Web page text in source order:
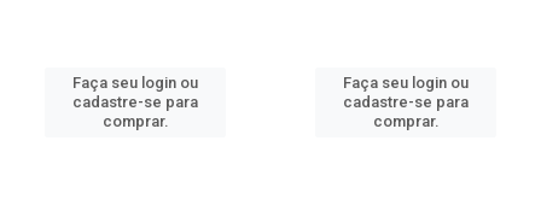
Faça seu login ou
cadastre-se para
comprar.
Faça seu login ou
cadastre-se para
comprar.